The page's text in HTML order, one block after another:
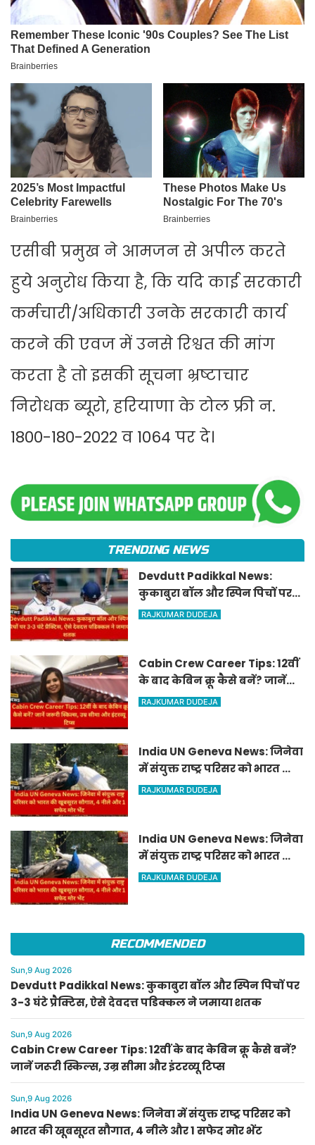
एसीबी प्रमुख ने आमजन से अपील करते
हुये अनुरोध किया है, कि यदि काई सरकारी
कर्मचारी/अधिकारी उनके सरकारी कार्य
करने की एवज में उनसे रिश्वत की मांग
करता है तो इसकी सूचना भ्रष्टाचार
निरोधक ब्यूरो, हरियाणा के टोल फ्री न.
1800-180-2022 व 1064 पर दे।
TRENDING NEWS
Devdutt Padikkal News:
कुकाबुरा बॉल और स्पिन पिचों पर
3-3 घंटे प्रैक्टिस, ऐसे देवदत्त
RAJKUMAR DUDEJA
Cabin Crew Career Tips: 12वीं
के बाद केबिन क्रू कैसे बनें? जानें
जरूरी स्किल्स, उम्र सीमा और इंटरव्यू
RAJKUMAR DUDEJA
India UN Geneva News: जिनेवा
में संयुक्त राष्ट्र परिसर को भारत की
खूबसूरत सौगात, 4 नीले और 1
RAJKUMAR DUDEJA
India UN Geneva News: जिनेवा
में संयुक्त राष्ट्र परिसर को भारत की
खूबसूरत सौगात, 4 नीले और 1
RAJKUMAR DUDEJA
RECOMMENDED
Sun,9 Aug 2026
Devdutt Padikkal News: कुकाबुरा बॉल और स्पिन पिचों पर
3-3 घंटे प्रैक्टिस, ऐसे देवदत्त पडिक्कल ने जमाया शतक
Sun,9 Aug 2026
Cabin Crew Career Tips: 12वीं के बाद केबिन क्रू कैसे बनें?
जानें जरूरी स्किल्स, उम्र सीमा और इंटरव्यू टिप्स
Sun,9 Aug 2026
India UN Geneva News: जिनेवा में संयुक्त राष्ट्र परिसर को
भारत की खूबसूरत सौगात, 4 नीले और 1 सफेद मोर भेंट